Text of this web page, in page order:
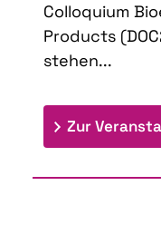
Colloquium
Products
stehen...
Zur